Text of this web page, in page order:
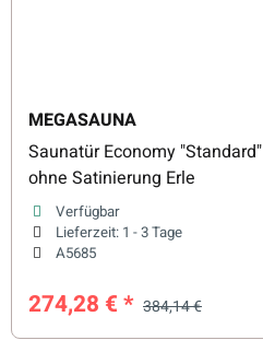
MEGASAUNA
Saunatür Economy "Standard" 70cm 200cm Bronze
ohne Satinierung Erle
Verfügbar
Lieferzeit: 1 - 3 Tage
A5685
274,28 €* 384,14 €